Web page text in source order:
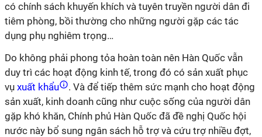
có chính sách khuyến khích và tuyên truyền người dân đi
tiêm phòng, bồi thường cho những người gặp các tác
dụng phụ nghiêm trọng…
Do không phải phong tỏa hoàn toàn nên Hàn Quốc vẫn
duy trì các hoạt động kinh tế, trong đó có sản xuất phục
vụ xuất khẩu
. Và để tiếp thêm sức mạnh cho hoạt động
sản xuất, kinh doanh cũng như cuộc sống của người dân
gặp khó khăn, Chính phủ Hàn Quốc đã đề nghị Quốc hội
nước này bổ sung ngân sách hỗ trợ và cứu trợ nhiều đợt,